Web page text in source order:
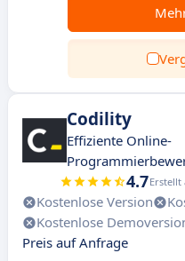
Codility
Effiziente Online-
4.7Erstellt
Kostenlose Version
Kostenlose
Preis auf Anfrage